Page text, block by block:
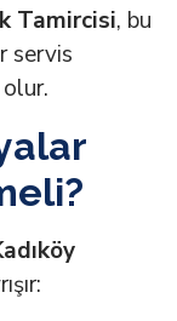
Tamircisi, bu
servis